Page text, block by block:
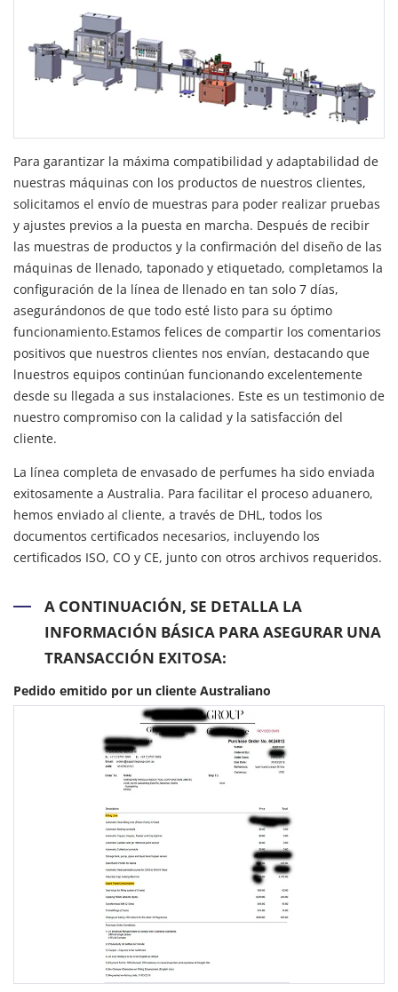
Para garantizar la máxima compatibilidad y adaptabilidad de
nuestras máquinas con los productos de nuestros clientes,
solicitamos el envío de muestras para poder realizar pruebas
y ajustes previos a la puesta en marcha. Después de recibir
las muestras de productos y la confirmación del diseño de las
máquinas de llenado, taponado y etiquetado, completamos la
configuración de la línea de llenado en tan solo 7 días,
asegurándonos de que todo esté listo para su óptimo
funcionamiento.Estamos felices de compartir los comentarios
positivos que nuestros clientes nos envían, destacando que
lnuestros equipos continúan funcionando excelentemente
desde su llegada a sus instalaciones. Este es un testimonio de
nuestro compromiso con la calidad y la satisfacción del
cliente.
La línea completa de envasado de perfumes ha sido enviada
exitosamente a Australia. Para facilitar el proceso aduanero,
hemos enviado al cliente, a través de DHL, todos los
documentos certificados necesarios, incluyendo los
certificados ISO, CO y CE, junto con otros archivos requeridos.
A CONTINUACIÓN, SE DETALLA LA
INFORMACIÓN BÁSICA PARA ASEGURAR UNA
TRANSACCIÓN EXITOSA:
Pedido emitido por un cliente Australiano